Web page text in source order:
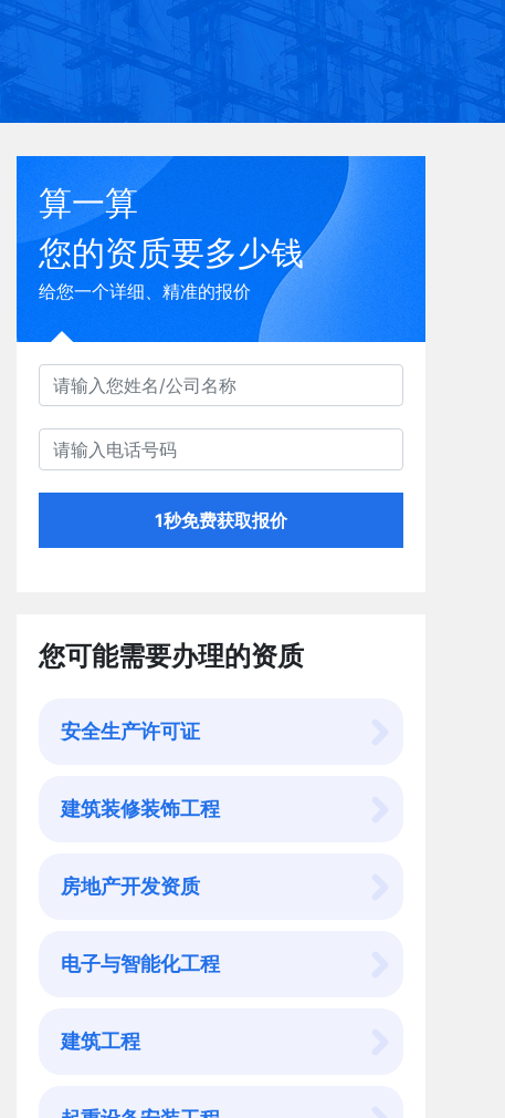
算一算
您的资质要多少钱
给您一个详细、精准的报价
1秒免费获取报价
您可能需要办理的资质
安全生产许可证
建筑装修装饰工程
房地产开发资质
电子与智能化工程
建筑工程